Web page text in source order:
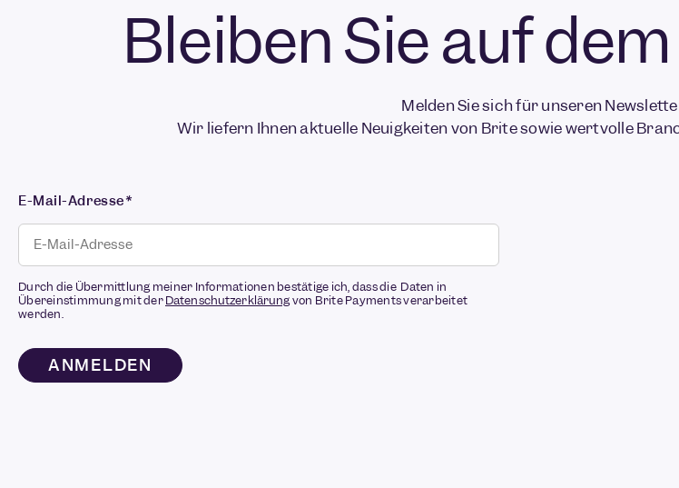
Bleiben Sie auf
Melden Sie sich für unseren
Wir liefern Ihnen aktuelle Neuigkeiten von Brite sowie wertvolle
E-Mail-Adresse*
Durch die Übermittlung meiner Informationen bestätige ich, dass die Daten in
Übereinstimmung mit derDatenschutzerklärungvon Brite Payments verarbeitet
werden.